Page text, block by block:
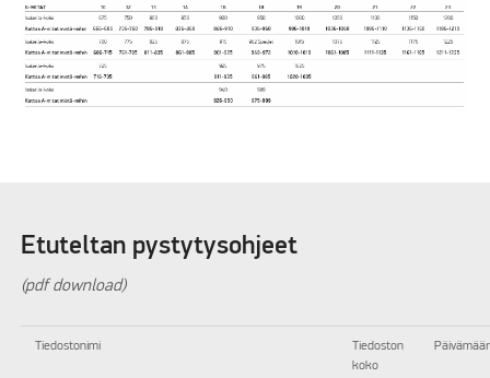
Etuteltan pystytysohjeet
(pdf download)
Tiedostonimi
Tiedoston
koko